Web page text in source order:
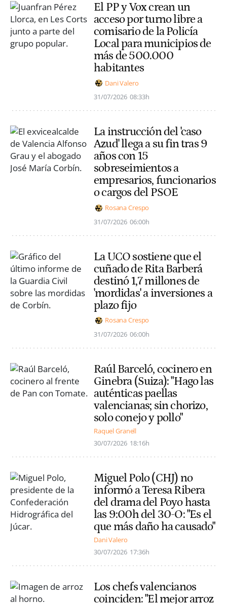
El PP y Vox crean un
acceso por turno libre a
comisario de la Policía
Local para municipios de
más de 500.000
habitantes
Dani Valero
31/07/2026 08:33h
La instrucción del 'caso
Azud' llega a su fin tras 9
años con 15
sobreseimientos a
empresarios, funcionarios
o cargos del PSOE
Rosana Crespo
31/07/2026 06:00h
La UCO sostiene que el
cuñado de Rita Barberá
destinó 1,7 millones de
'mordidas' a inversiones a
plazo fijo
Rosana Crespo
31/07/2026 06:00h
Raúl Barceló, cocinero en
Ginebra (Suiza): "Hago las
auténticas paellas
valencianas; sin chorizo,
solo conejo y pollo"
Raquel Granell
30/07/2026 18:16h
Miguel Polo (CHJ) no
informó a Teresa Ribera
del drama del Poyo hasta
las 9:00h del 30-O: "Es el
que más daño ha causado"
Dani Valero
30/07/2026 17:36h
Los chefs valencianos
coinciden: "El mejor arroz